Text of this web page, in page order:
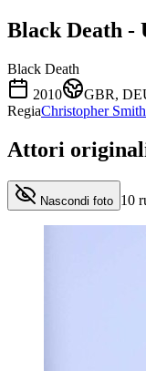
Black Death -
Black Death
2010
GBR,
RegiaChristopher Smith
Attori
Nascondi foto 10